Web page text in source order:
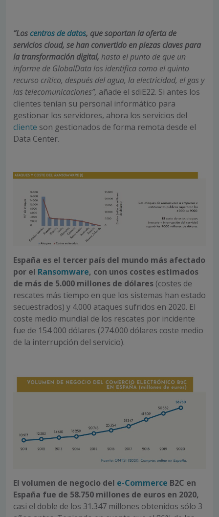
“Los centros de datos, que soportan la oferta de
servicios cloud, se han convertido en piezas claves para
la transformación digital, hasta el punto de que un
informe de GlobalData los identifica como el quinto
recurso crítico, después del agua, la electricidad, el gas y
las telecomunicaciones”, añade el sdiE22. Si antes los
clientes tenían su personal informático para
gestionar los servidores, ahora los servicios del
cliente son gestionados de forma remota desde el
Data Center.
España es el tercer país del mundo más afectado
por el Ransomware, con unos costes estimados
de más de 5.000 millones de dólares (costes de
rescates más tiempo en que los sistemas han estado
secuestrados) y 4.000 ataques sufridos en 2020. El
coste medio mundial de los rescates por incidente
fue de 154 000 dólares (274.000 dólares coste medio
de la interrupción del servicio).
El volumen de negocio del e-Commerce B2C en
España fue de 58.750 millones de euros en 2020,
casi el doble de los 31.347 millones obtenidos sólo 3